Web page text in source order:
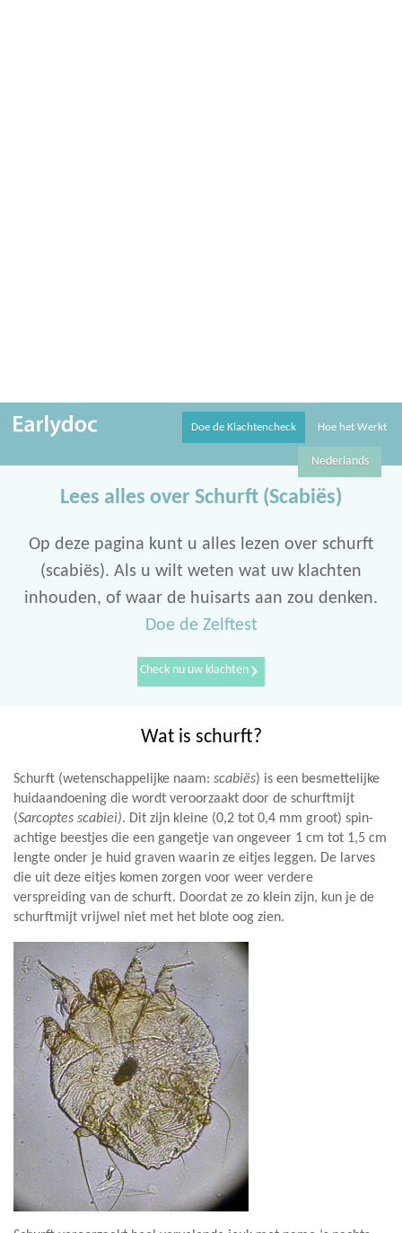
Doe de Klachtencheck Hoe het Werkt
Nederlands
Lees alles over Schurft (Scabiës)
Op deze pagina kunt u alles lezen over schurft
(scabiës). Als u wilt weten wat uw klachten
inhouden, of waar de huisarts aan zou denken.
Doe de Zelftest
Check nu uw klachten›
Wat is schurft?
Schurft (wetenschappelijke naam: scabiës) is een besmettelijke
huidaandoening die wordt veroorzaakt door de schurftmijt
(Sarcoptes scabiei). Dit zijn kleine (0,2 tot 0,4 mm groot) spin-
achtige beestjes die een gangetje van ongeveer 1 cm tot 1,5 cm
lengte onder je huid graven waarin ze eitjes leggen. De larves
die uit deze eitjes komen zorgen voor weer verdere
verspreiding van de schurft. Doordat ze zo klein zijn, kun je de
schurftmijt vrijwel niet met het blote oog zien.